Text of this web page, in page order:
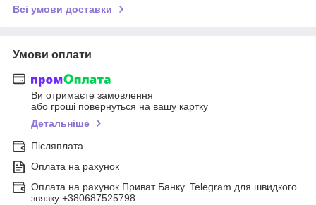
Всі умови доставки
Умови оплати
Ви отримаєте замовлення
або гроші повернуться на вашу картку
Детальніше
Післяплата
Оплата на рахунок
Оплата на рахунок Приват Банку. Telegram для швидкого
звязку +380687525798